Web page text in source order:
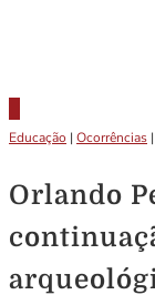
Educação | Ocorrências |
Orlando